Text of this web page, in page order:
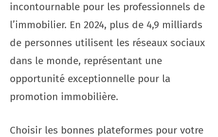
incontournable pour les professionnels de
l’immobilier. En 2024, plus de 4,9 milliards
de personnes utilisent les réseaux sociaux
dans le monde, représentant une
opportunité exceptionnelle pour la
promotion immobilière.
Choisir les bonnes plateformes pour votre